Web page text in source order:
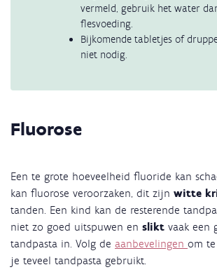
vermeld, gebruik het water
flesvoeding.
Bijkomende tabletjes of
niet nodig.
Fluorose
Een te grote hoeveelheid fluoride kan
kan fluorose veroorzaken, dit zijn witte
tanden. Een kind kan de resterende
niet zo goed uitspuwen en slikt vaak een
tandpasta in. Volg de aanbevelingen om
je teveel tandpasta gebruikt.